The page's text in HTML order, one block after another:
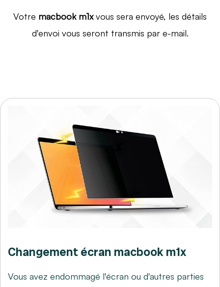
Votre macbook m1xvous sera envoyé, les détails
d'envoi vous seront transmis par e-mail.
Changement écran macbook m1x
Vous avez endommagé l'écran ou d'autres parties